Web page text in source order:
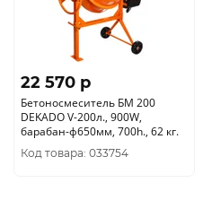
22 570 p
Бетоносмеситель БМ 200
DEKADO V-200л., 900W,
барабан-ф650мм, 700h., 62 кг.
Код товара: 033754